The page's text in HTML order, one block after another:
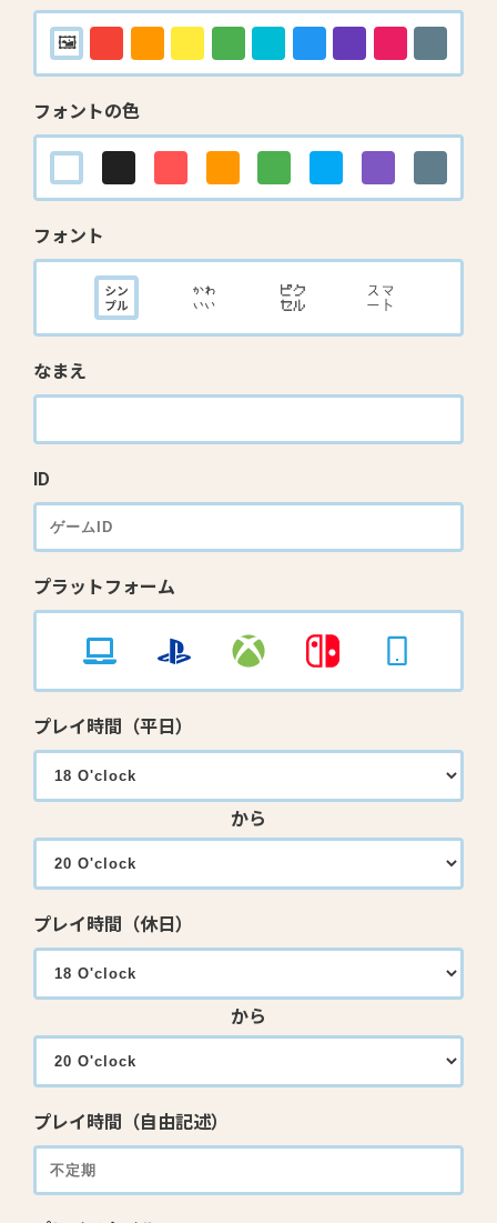
フォントの色
フォント
なまえ
ID
プラットフォーム
プレイ時間（平日）
から
プレイ時間（休日）
から
プレイ時間（自由記述）